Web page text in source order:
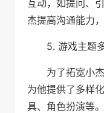
互动，如提问、
杰提高沟通能力
5. 游戏主题
为了拓宽小
为他提供了多样
具、角色扮演等